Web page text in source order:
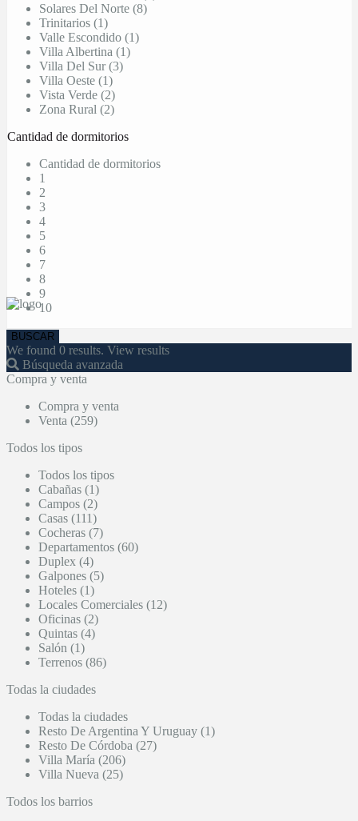
Solares Del Norte (8)
Trinitarios (1)
Valle Escondido (1)
Villa Albertina (1)
Villa Del Sur (3)
Villa Oeste (1)
Vista Verde (2)
Zona Rural (2)
Cantidad de dormitorios
Cantidad de dormitorios
1
2
3
4
5
6
7
8
9
10
We found 0 results. View results
Búsqueda avanzada
Compra y venta
Compra y venta
Venta (259)
Todos los tipos
Todos los tipos
Cabañas (1)
Campos (2)
Casas (111)
Cocheras (7)
Departamentos (60)
Duplex (4)
Galpones (5)
Hoteles (1)
Locales Comerciales (12)
Oficinas (2)
Quintas (4)
Salón (1)
Terrenos (86)
Todas la ciudades
Todas la ciudades
Resto De Argentina Y Uruguay (1)
Resto De Córdoba (27)
Villa María (206)
Villa Nueva (25)
Todos los barrios